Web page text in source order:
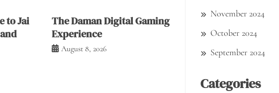
to Jai
The Daman Digital Gaming
Experience
August 8, 2026
November 2024
October 2024
September 2024
Categories